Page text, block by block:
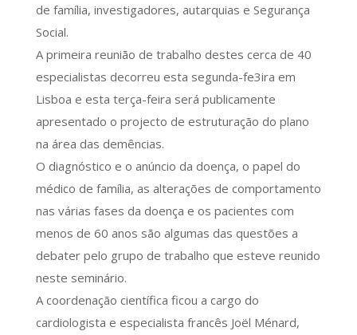
de família, investigadores, autarquias e Segurança
Social.
A primeira reunião de trabalho destes cerca de 40
especialistas decorreu esta segunda-fe3ira em
Lisboa e esta terça-feira será publicamente
apresentado o projecto de estruturação do plano
na área das demências.
O diagnóstico e o anúncio da doença, o papel do
médico de família, as alterações de comportamento
nas várias fases da doença e os pacientes com
menos de 60 anos são algumas das questões a
debater pelo grupo de trabalho que esteve reunido
neste seminário.
A coordenação científica ficou a cargo do
cardiologista e especialista francês Joël Ménard,